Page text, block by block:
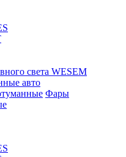
света WESEM
авто
Фары